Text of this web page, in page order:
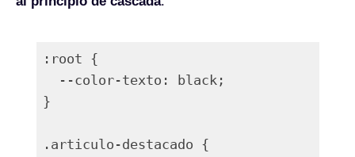
:root {
}
.articulo-destacado {